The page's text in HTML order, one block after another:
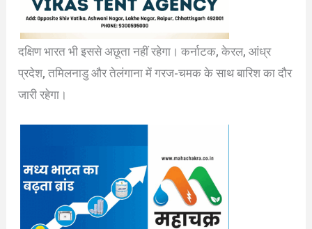
दक्षिण भारत भी इससे अछूता नहीं रहेगा। कर्नाटक, केरल, आंध्र
प्रदेश, तमिलनाडु और तेलंगाना में गरज-चमक के साथ बारिश का दौर
जारी रहेगा।